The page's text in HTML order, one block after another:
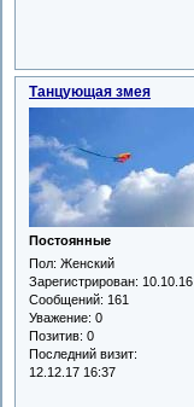
Танцующая змея
Постоянные
Пол: Женский
Зарегистрирован: 10.10.16
Сообщений: 161
Уважение: 0
Позитив: 0
Последний визит:
12.12.17 16:37